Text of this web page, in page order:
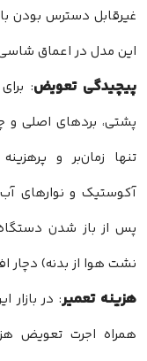
این مدل در اعماق
پیچیدگی تعویض:
پشتی، بردهای اصلی و
تنها زمان‌بر و
آکوستیک و نوارهای
پس از باز شدن
نشت هوا از بدنه) دچار
هزینه تعمیر: در بازار
همراه اجرت تعویض